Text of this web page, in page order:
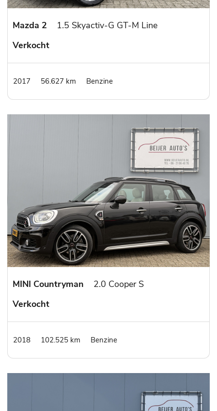
Mazda 2
1.5 Skyactiv-G GT-M Line
Verkocht
2017 56.627 km Benzine
MINI Countryman
2.0 Cooper S
Verkocht
2018 102.525 km Benzine